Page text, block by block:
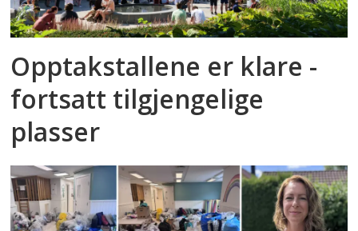
Opptakstallene er klare -
fortsatt tilgjengelige
plasser